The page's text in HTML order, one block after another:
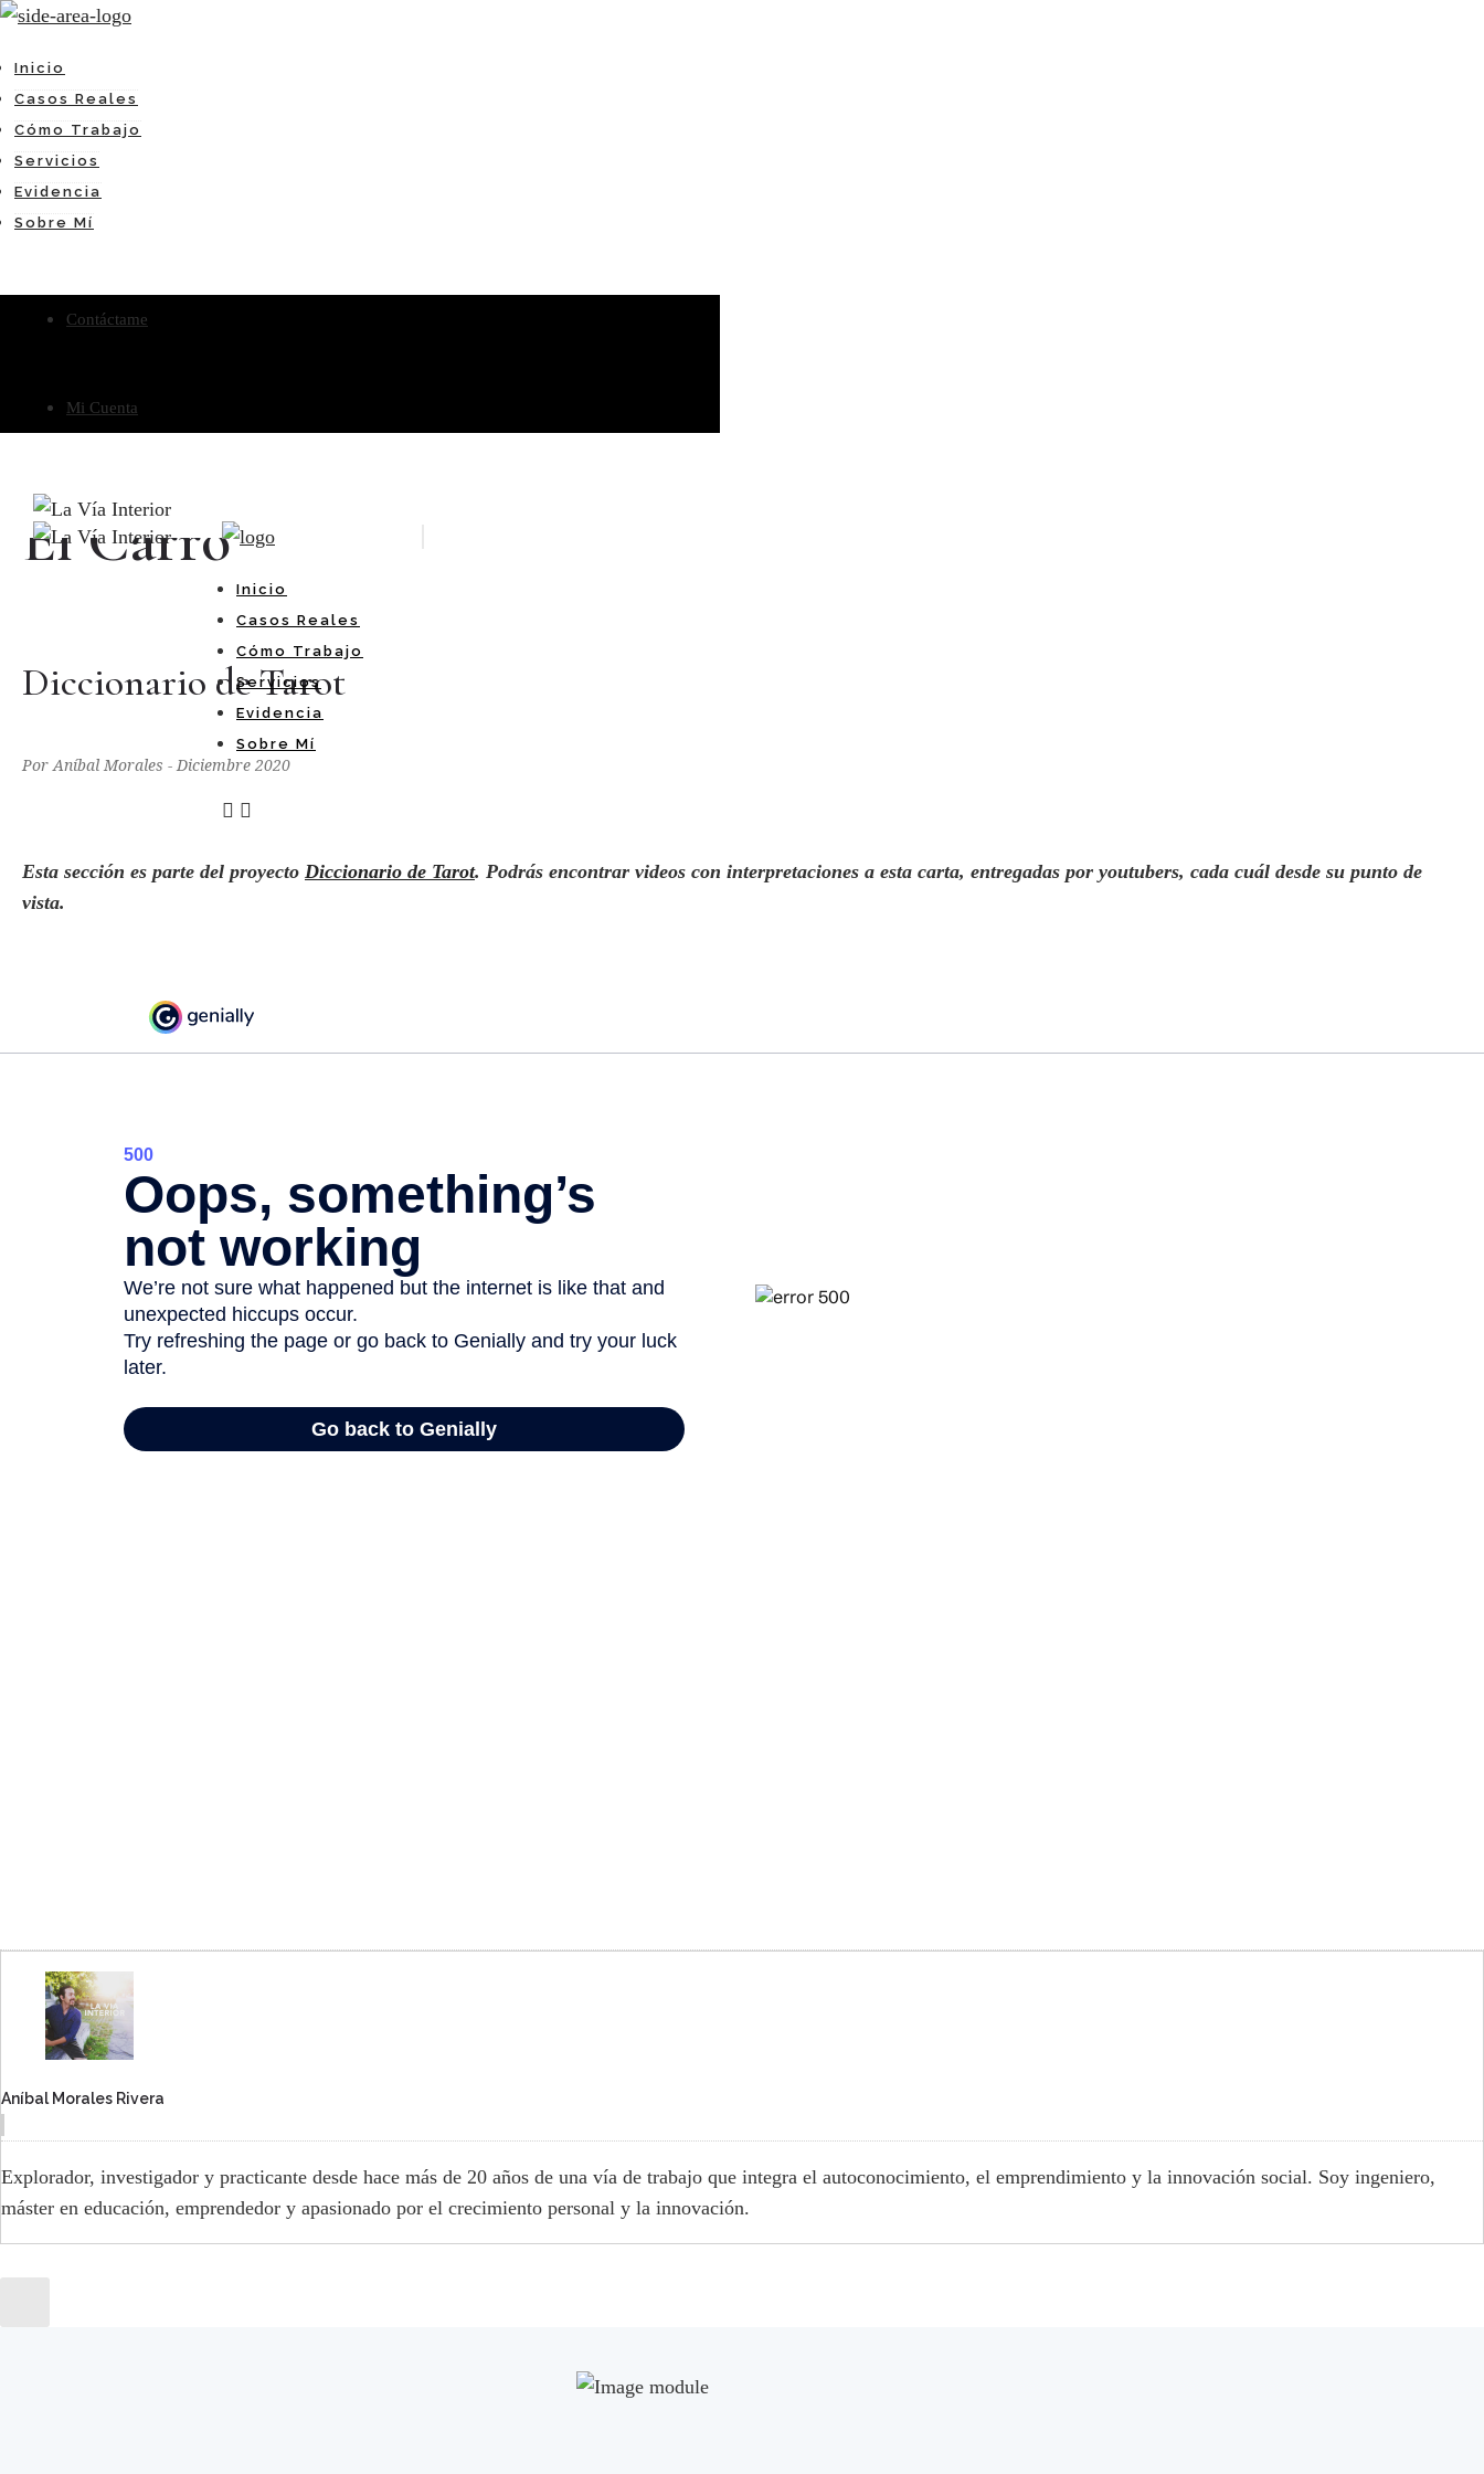
Inicio
Casos Reales
Cómo Trabajo
Servicios
Evidencia
Sobre Mí
Contáctame
Mi Cuenta
Inicio
Casos Reales
Cómo Trabajo
Servicios
Evidencia
Sobre Mí
El Carro
Diccionario de Tarot
Por Aníbal Morales - Diciembre 2020
Esta sección es parte del proyecto Diccionario de Tarot. Podrás encontrar videos con interpretaciones a esta carta, entregadas por youtubers, cada cuál desde su punto de
vista.
Aníbal Morales Rivera
Explorador, investigador y practicante desde hace más de 20 años de una vía de trabajo que integra el autoconocimiento, el emprendimiento y la innovación social. Soy ingeniero,
máster en educación, emprendedor y apasionado por el crecimiento personal y la innovación.